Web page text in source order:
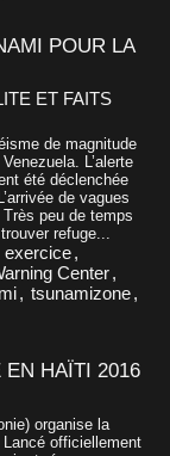
POUR LA
ET FAITS
de magnitude
L’alerte
été déclenchée
de vagues
peu de temps
refuge...
exercice,
Center,
, tsunamizone,
EN HAÏTI 2016
organise la
officiellement